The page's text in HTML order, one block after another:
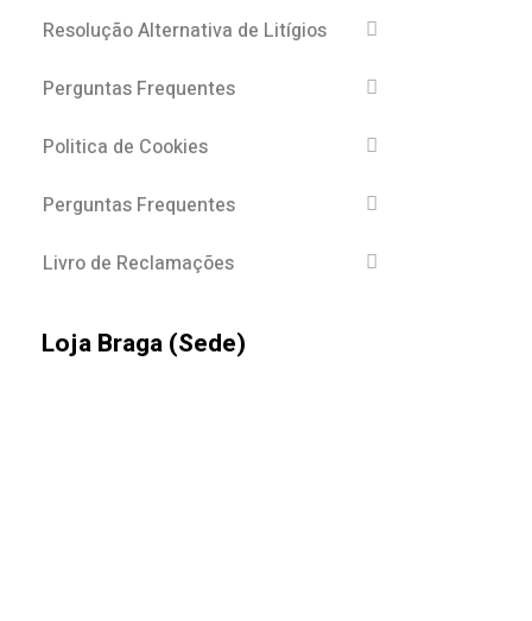
Resolução Alternativa de Litígios
Perguntas Frequentes
Politica de Cookies
Perguntas Frequentes
Livro de Reclamações
Loja Braga (Sede)